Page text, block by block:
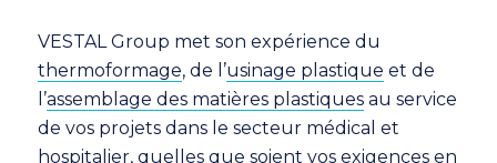
VESTAL Group met son expérience du
thermoformage, de l’usinage plastique et de
l’assemblage des matières plastiques au service
de vos projets dans le secteur médical et
hospitalier, quelles que soient vos exigences en